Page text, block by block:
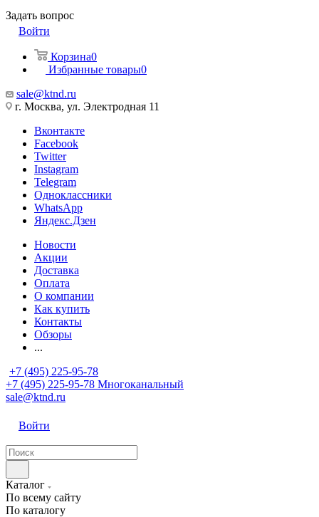
Задать вопрос
Войти
Корзина0
Избранные товары0
sale@ktnd.ru
г. Москва, ул. Электродная 11
Вконтакте
Facebook
Twitter
Instagram
Telegram
Одноклассники
WhatsApp
Яндекс.Дзен
Новости
Акции
Доставка
Оплата
О компании
Как купить
Контакты
Обзоры
...
+7 (495) 225-95-78
+7 (495) 225-95-78 Многоканальный
sale@ktnd.ru
Войти
Каталог
По всему сайту
По каталогу